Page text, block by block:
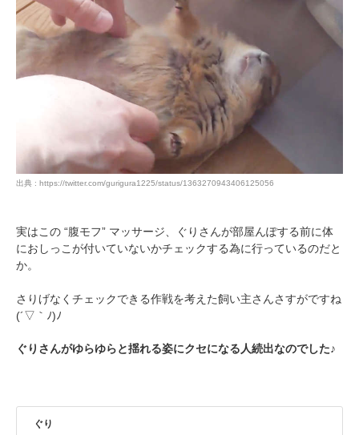
出典 : https://twitter.com/gurigura1225/status/1363270943406125056
実はこの “腹モフ” マッサージ、ぐりさんが部屋んぽする前に体
におしっこが付いていないかチェックする為に行っているのだと
か。
さりげなくチェックできる作戦を考えた飼い主さんさすがですね
(´▽｀ﾉ)ﾉ
ぐりさんがゆらゆらと揺れる姿にクセになる人続出なのでした♪
ぐり
pecodogs
pecocats
アプリで開く
アプリをダウンロードする